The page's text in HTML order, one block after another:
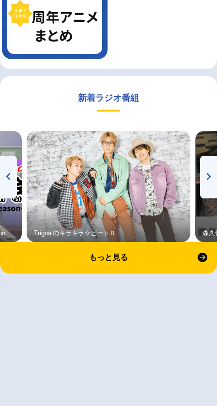
新着ラジオ番組
Trignalのキラキラ☆ビートＲ 森久
もっと見る